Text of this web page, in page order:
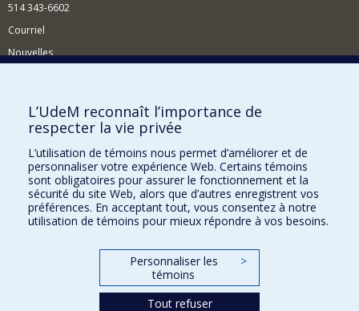
514 343-6602
Courriel
Nouvelles
Comment soutenir le Département?
BESOIN D'AIDE?
Plan du site
Signaler une erreur
Accessibilité
FACULTÉ DES ARTS ET DES SCIENCES
Nos départements et écoles
L’UdeM reconnaît l’importance de
respecter la vie privée
L’utilisation de témoins nous permet d’améliorer et de
personnaliser votre expérience Web. Certains témoins
sont obligatoires pour assurer le fonctionnement et la
sécurité du site Web, alors que d’autres enregistrent vos
préférences. En acceptant tout, vous consentez à notre
utilisation de témoins pour mieux répondre à vos besoins.
Personnaliser les
témoins
>
Tout refuser